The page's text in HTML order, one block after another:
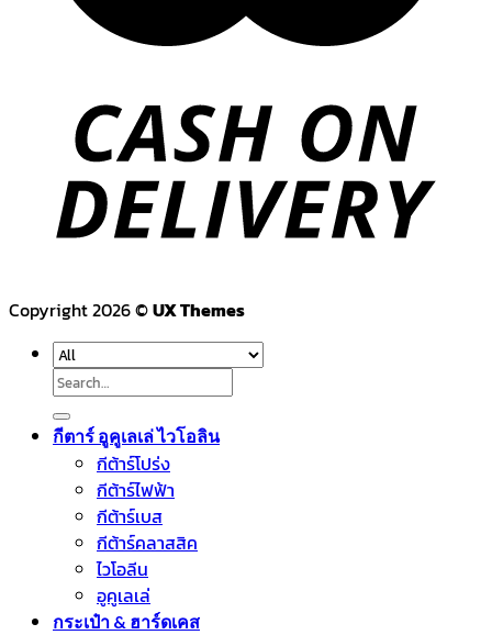
Copyright 2026 ©UX Themes
Search
for:
กีตาร์ อูคูเลเล่ ไวโอลิน
กีต้าร์โปร่ง
กีต้าร์ไฟฟ้า
กีต้าร์เบส
กีต้าร์คลาสสิค
ไวโอลีน
อูคูเลเล่
กระเป๋า & ฮาร์ดเคส